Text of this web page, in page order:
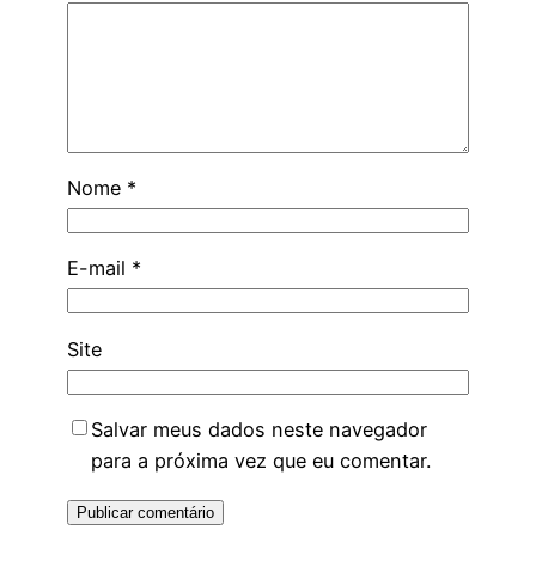
Nome *
E-mail *
Site
Salvar meus dados neste navegador
para a próxima vez que eu comentar.